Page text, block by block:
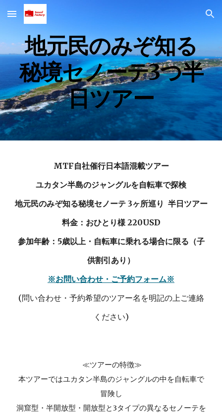
Skip to main content Skip to navigation
地元民のみぞ知る
秘境セノーテ3つ半
日ツアー
MTF自社催行日本語混載ツアー
ユカタン半島のジャングルを自転車で探検
地元民のみぞ知る秘境セノーテ 3ヶ所巡り 半日ツアー
料金：おひとり様 220USD
参加年齢：5歳以上・自転車に乗れる場合に限る（子
供割引あり）
※お問い合わせ・ご予約フォーム※
(問い合わせ・予約希望のツアー名を明記の上ご連絡
ください)
≪ツアーの特徴≫
本ツアーではユカタン半島のジャングルの中を自転車で
冒険し
洞窟型・半開放型・開放型と3タイプの異なるセノーテを